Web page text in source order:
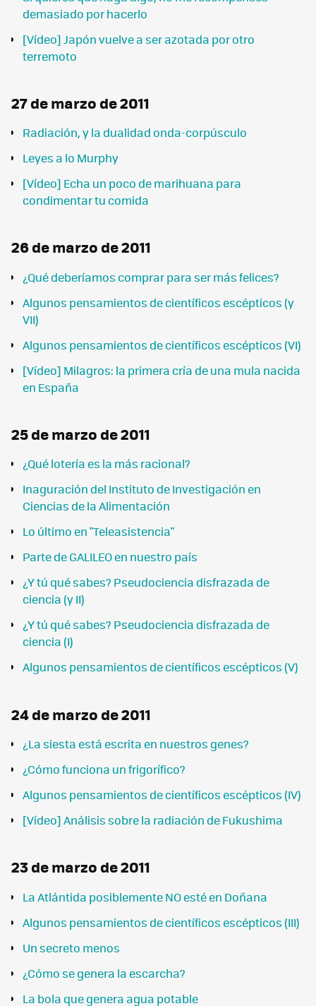
demasiado por hacerlo
[Vídeo] Japón vuelve a ser azotada por otro
terremoto
27 de marzo de 2011
Radiación, y la dualidad onda-corpúsculo
Leyes a lo Murphy
[Vídeo] Echa un poco de marihuana para
condimentar tu comida
26 de marzo de 2011
¿Qué deberíamos comprar para ser más felices?
Algunos pensamientos de científicos escépticos (y
VII)
Algunos pensamientos de científicos escépticos (VI)
[Vídeo] Milagros: la primera cría de una mula nacida
en España
25 de marzo de 2011
¿Qué lotería es la más racional?
Inaguración del Instituto de Investigación en
Ciencias de la Alimentación
Lo último en "Teleasistencia"
Parte de GALILEO en nuestro país
¿Y tú qué sabes? Pseudociencia disfrazada de
ciencia (y II)
¿Y tú qué sabes? Pseudociencia disfrazada de
ciencia (I)
Algunos pensamientos de científicos escépticos (V)
24 de marzo de 2011
¿La siesta está escrita en nuestros genes?
¿Cómo funciona un frigorífico?
Algunos pensamientos de científicos escépticos (IV)
[Vídeo] Análisis sobre la radiación de Fukushima
23 de marzo de 2011
La Atlántida posiblemente NO esté en Doñana
Algunos pensamientos de científicos escépticos (III)
Un secreto menos
¿Cómo se genera la escarcha?
La bola que genera agua potable